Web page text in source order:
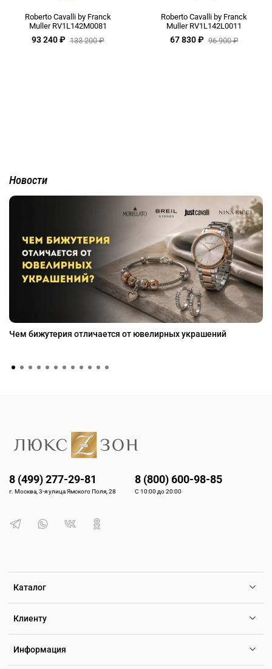
Roberto Cavalli by Franck
Muller RV1L142M0081
93 240 ₽ 133 200 ₽
Roberto Cavalli by Franck
Muller RV1L142L0011
67 830 ₽ 96 900 ₽
Новости
Чем бижутерия отличается от ювелирных украшений
Каталог
Клиенту
Информация
8 (499) 277-29-81
г. Москва, 3-я улица Ямского Поля, 28
8 (800) 600-98-85
С 10:00 до 20:00